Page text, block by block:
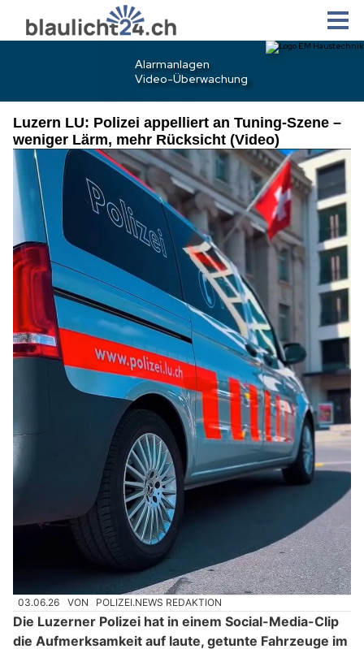
Luzern LU: Polizei appelliert an Tuning-Szene –
weniger Lärm, mehr Rücksicht (Video)
03.06.26 VON POLIZEI.NEWS REDAKTION
Die Luzerner Polizei hat in einem Social-Media-Clip
die Aufmerksamkeit auf laute, getunte Fahrzeuge im